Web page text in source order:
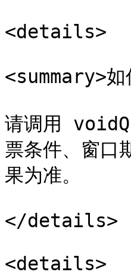
<details>
<summary>
请调用
票条件、窗
果为准。
</details>
<details>